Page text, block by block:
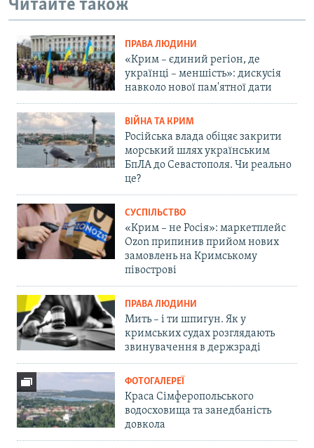
Читайте також
ПРАВА ЛЮДИНИ
«Крим – єдиний регіон, де
українці – меншість»: дискусія
навколо нової пам'ятної дати
ВІЙНА ТА КРИМ
Російська влада обіцяє закрити
морський шлях українським
БпЛА до Севастополя. Чи реально
це?
СУСПІЛЬСТВО
«Крим – не Росія»: маркетплейс
Ozon припинив прийом нових
замовлень на Кримському
півострові
ПРАВА ЛЮДИНИ
Мить – і ти шпигун. Як у
кримських судах розглядають
звинувачення в держзраді
ФОТОГАЛЕРЕЇ
Краса Сімферопольського
водосховища та занедбаність
довкола